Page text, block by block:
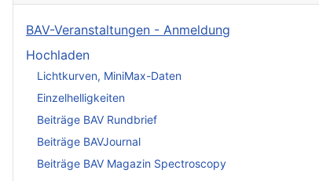
BAV-Veranstaltungen - Anmeldung
Hochladen
Lichtkurven, MiniMax-Daten
Einzelhelligkeiten
Beiträge BAV Rundbrief
Beiträge BAVJournal
Beiträge BAV Magazin Spectroscopy